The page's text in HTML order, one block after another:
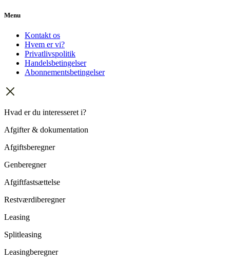
Menu
Kontakt os
Hvem er vi?
Privatlivspolitik
Handelsbetingelser
Abonnementsbetingelser
Hvad er du interesseret i?
Afgifter & dokumentation
Afgiftsberegner
Genberegner
Afgiftfastsættelse
Restværdiberegner
Leasing
Splitleasing
Leasingberegner